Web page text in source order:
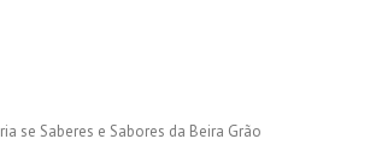
se Saberes e Sabores da Beira Grão